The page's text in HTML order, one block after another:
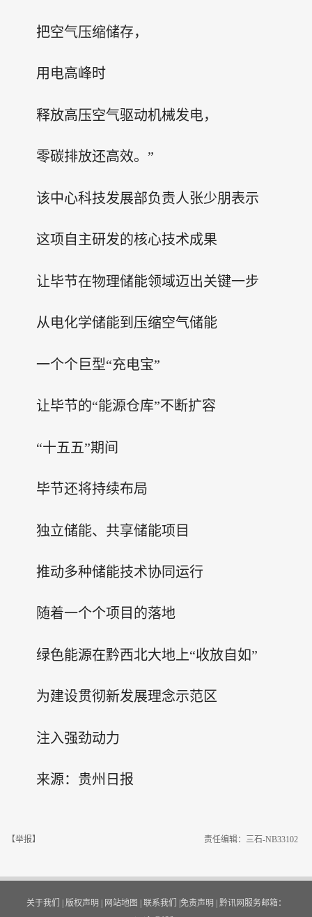
把空气压缩储存，
用电高峰时
释放高压空气驱动机械发电，
零碳排放还高效。”
该中心科技发展部负责人张少朋表示
这项自主研发的核心技术成果
让毕节在物理储能领域迈出关键一步
从电化学储能到压缩空气储能
一个个巨型“充电宝”
让毕节的“能源仓库”不断扩容
“十五五”期间
毕节还将持续布局
独立储能、共享储能项目
推动多种储能技术协同运行
随着一个个项目的落地
绿色能源在黔西北大地上“收放自如”
为建设贯彻新发展理念示范区
注入强劲动力
来源：贵州日报
【举报】 责任编辑：三石-NB33102
关于我们 | 版权声明 | 网站地图 | 联系我们 |免责声明 | 黔讯网服务邮箱：